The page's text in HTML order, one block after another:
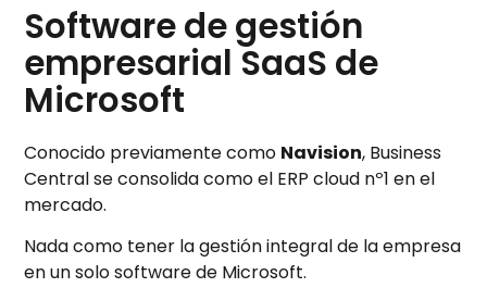
Software de gestión
empresarial SaaS de
Microsoft
Conocido previamente como Navision, Business
Central se consolida como el ERP cloud nº1 en el
mercado.
Nada como tener la gestión integral de la empresa
en un solo software de Microsoft.